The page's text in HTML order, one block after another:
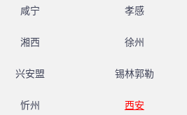
咸宁 孝感
湘西 徐州
兴安盟 锡林郭勒
忻州 西安